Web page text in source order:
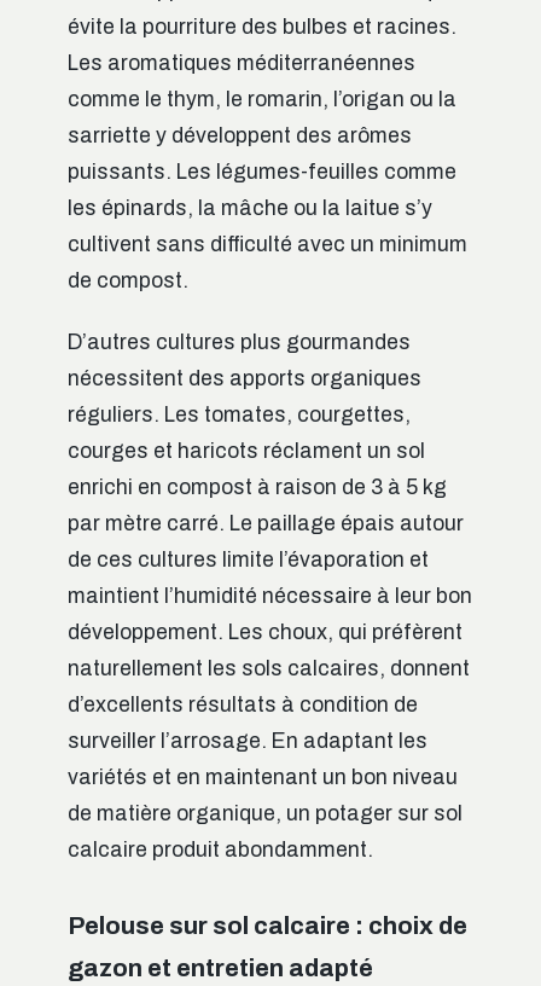
évite la pourriture des bulbes et racines.
Les aromatiques méditerranéennes
comme le thym, le romarin, l’origan ou la
sarriette y développent des arômes
puissants. Les légumes-feuilles comme
les épinards, la mâche ou la laitue s’y
cultivent sans difficulté avec un minimum
de compost.
D’autres cultures plus gourmandes
nécessitent des apports organiques
réguliers. Les tomates, courgettes,
courges et haricots réclament un sol
enrichi en compost à raison de 3 à 5 kg
par mètre carré. Le paillage épais autour
de ces cultures limite l’évaporation et
maintient l’humidité nécessaire à leur bon
développement. Les choux, qui préfèrent
naturellement les sols calcaires, donnent
d’excellents résultats à condition de
surveiller l’arrosage. En adaptant les
variétés et en maintenant un bon niveau
de matière organique, un potager sur sol
calcaire produit abondamment.
Pelouse sur sol calcaire : choix de
gazon et entretien adapté